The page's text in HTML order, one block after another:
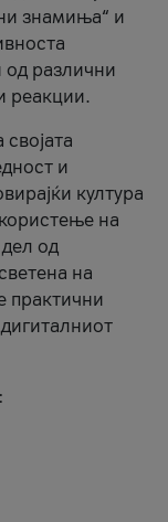
знамиња“ и
од различни
реакции.
и
култура
на
од
на
практични